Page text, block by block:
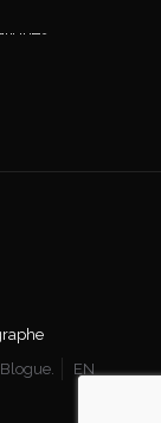
Blogue. EN